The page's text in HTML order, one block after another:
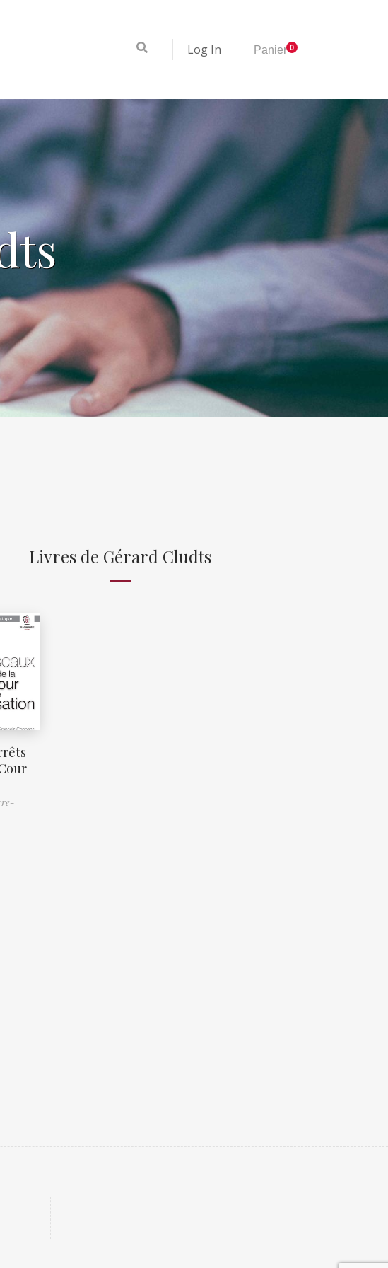
Log In Panier0
Livres de Gérard Cludts